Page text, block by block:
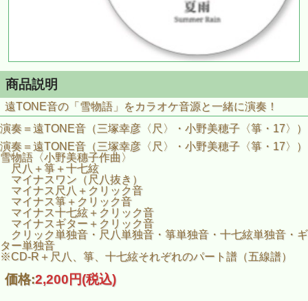
商品説明
遠TONE音の「雪物語」をカラオケ音源と一緒に演奏！
演奏＝遠TONE音（三塚幸彦〈尺〉・小野美穂子〈箏・17〉）
演奏＝遠TONE音（三塚幸彦〈尺〉・小野美穂子〈箏・17〉）
雪物語〈小野美穗子作曲〉
尺八＋箏＋十七絃
マイナスワン（尺八抜き）
マイナス尺八＋クリック音
マイナス箏＋クリック音
マイナス十七絃＋クリック音
マイナスギター＋クリック音
クリック単独音・尺八単独音・箏単独音・十七絃単独音・ギ
ター単独音
※CD-R＋尺八、箏、十七絃それぞれのパート譜（五線譜）
価格:2,200円(税込)